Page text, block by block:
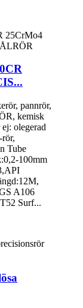
pannrör,
kemisk
olegerad
Tube
100mm
A106
Surf...